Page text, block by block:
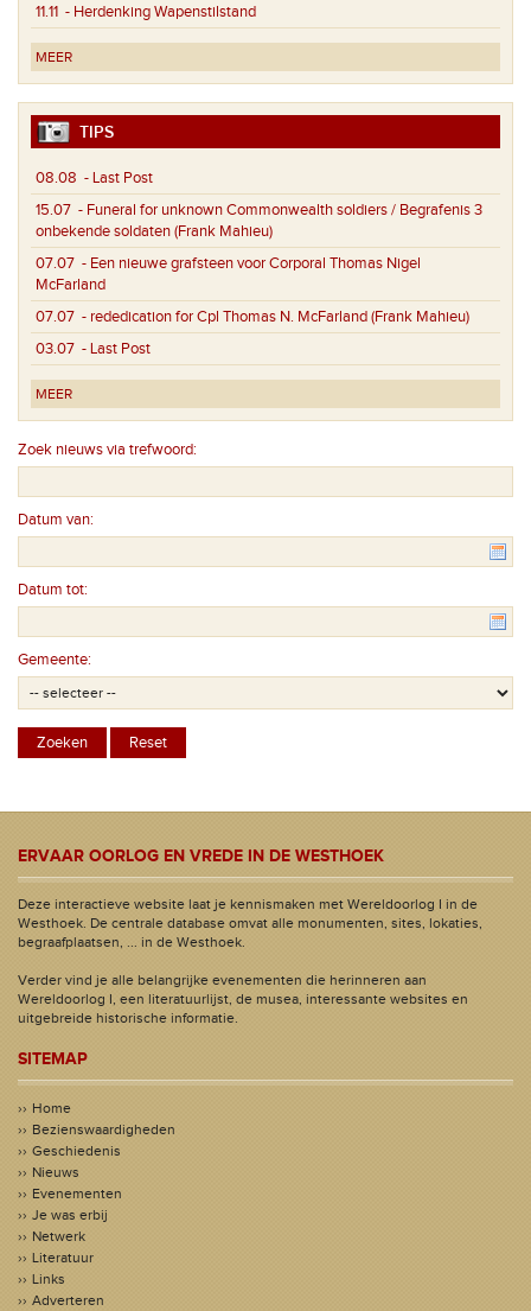
11.11 - Herdenking Wapenstilstand
MEER
TIPS
08.08 - Last Post
15.07 - Funeral for unknown Commonwealth soldiers / Begrafenis 3
onbekende soldaten (Frank Mahieu)
07.07 - Een nieuwe grafsteen voor Corporal Thomas Nigel
McFarland
07.07 - rededication for Cpl Thomas N. McFarland (Frank Mahieu)
03.07 - Last Post
MEER
Zoek nieuws via trefwoord:
Datum van:
Datum tot:
Gemeente:
ERVAAR OORLOG EN VREDE IN DE WESTHOEK
Deze interactieve website laat je kennismaken met Wereldoorlog I in de
Westhoek. De centrale database omvat alle monumenten, sites, lokaties,
begraafplaatsen, ... in de Westhoek.
Verder vind je alle belangrijke evenementen die herinneren aan
Wereldoorlog I, een literatuurlijst, de musea, interessante websites en
uitgebreide historische informatie.
SITEMAP
Home
Bezienswaardigheden
Geschiedenis
Nieuws
Evenementen
Je was erbij
Netwerk
Literatuur
Links
Adverteren